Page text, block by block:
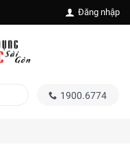
Đăng nhập
1900.6774